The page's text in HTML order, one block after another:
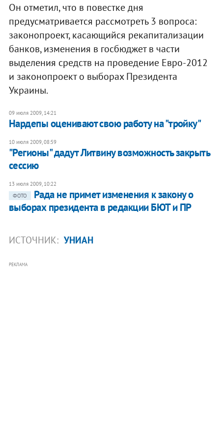
Он отметил, что в повестке дня
предусматривается рассмотреть 3 вопроса:
законопроект, касающийся рекапитализации
банков, изменения в госбюджет в части
выделения средств на проведение Евро-2012
и законопроект о выборах Президента
Украины.
09 июля 2009, 14:21
Нардепы оценивают свою работу на "тройку"
10 июля 2009, 08:59
"Регионы" дадут Литвину возможность закрыть
сессию
13 июля 2009, 10:22
ФОТО
Рада не примет изменения к закону о
выборах президента в редакции БЮТ и ПР
ИСТОЧНИК: УНИАН
РЕКЛАМА